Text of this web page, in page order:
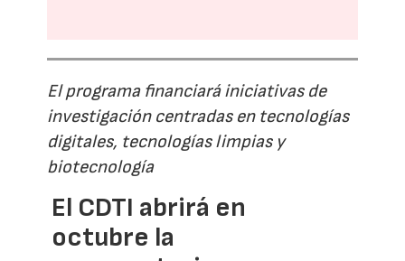
El programa financiará iniciativas de
investigación centradas en tecnologías
digitales, tecnologías limpias y
biotecnología
El CDTI abrirá en
octubre la